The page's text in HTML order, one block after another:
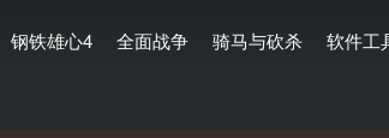
钢铁雄心4 全面战争 骑马与砍杀 软件工